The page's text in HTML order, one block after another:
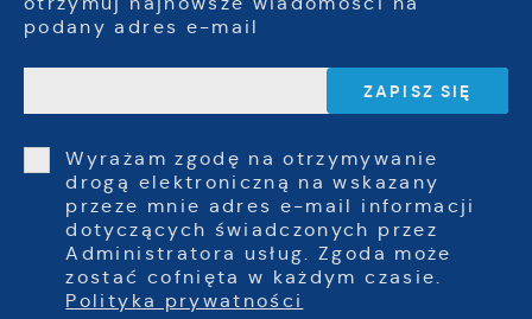
podany adres e-mail
Wyrażam zgodę na otrzymywanie
drogą elektroniczną na wskazany
przeze mnie adres e-mail informacji
dotyczących świadczonych przez
Administratora usług. Zgoda może
zostać cofnięta w każdym czasie.
Polityka prywatności